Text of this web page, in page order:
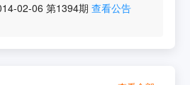
02-06 第1394期 查看公告